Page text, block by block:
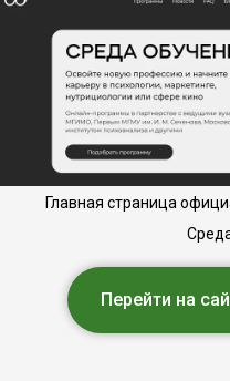
Главная страница
Перейти на